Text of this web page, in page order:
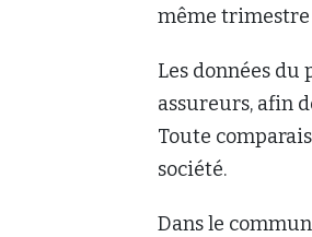
même trimestre
Les données
assureurs, afin
Toute
société.
Dans le